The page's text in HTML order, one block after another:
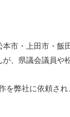
市・上田市・飯
、県議会議員や
を弊社に依頼され